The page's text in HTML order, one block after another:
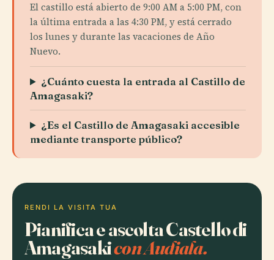
El castillo está abierto de 9:00 AM a 5:00 PM, con
la última entrada a las 4:30 PM, y está cerrado
los lunes y durante las vacaciones de Año
Nuevo.
¿Cuánto cuesta la entrada al Castillo de
Amagasaki?
¿Es el Castillo de Amagasaki accesible
mediante transporte público?
RENDI LA VISITA TUA
Pianifica e ascolta Castello di
Amagasakicon Audiala.